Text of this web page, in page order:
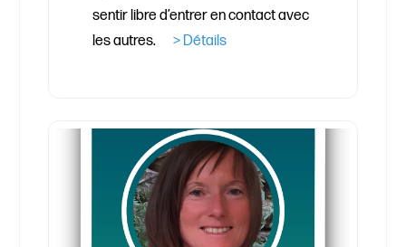
sentir libre d’entrer en contact avec
les autres.
> Détails